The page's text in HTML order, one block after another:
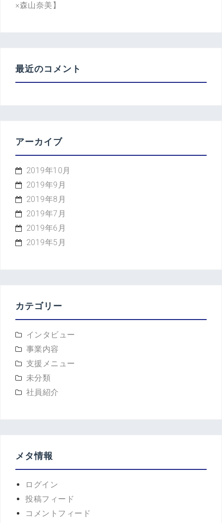
×森山奈美】
最近のコメント
アーカイブ
2019年10月
2019年9月
2019年8月
2019年7月
2019年6月
2019年5月
カテゴリー
インタビュー
事業内容
支援メニュー
未分類
社員紹介
メタ情報
ログイン
投稿フィード
コメントフィード